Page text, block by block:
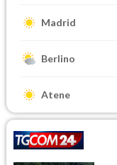
Madrid
Berlino
Atene